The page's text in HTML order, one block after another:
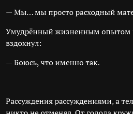
— Мы… мы просто расходный
Умудрённый жизненным опытом
вздохнул:
— Боюсь, что именно так.
Рассуждения рассуждениями, а